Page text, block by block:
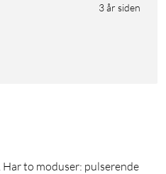
3 år siden
to moduser: pulserende